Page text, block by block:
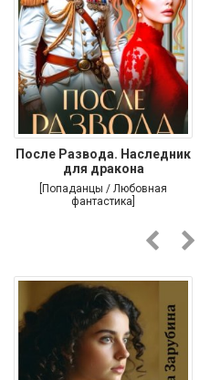
После Развода. Наследник
для дракона
[Попаданцы / Любовная
фантастика]